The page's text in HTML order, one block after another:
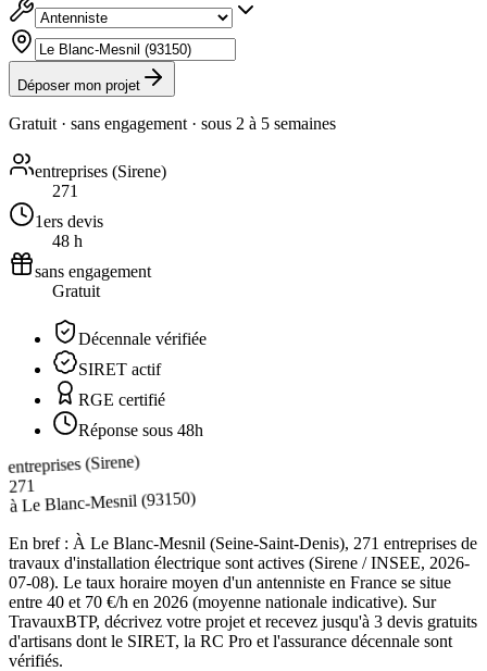
Déposer mon projet
Gratuit · sans engagement · sous 2 à 5 semaines
entreprises (Sirene)
271
1ers devis
48 h
sans engagement
Gratuit
Décennale vérifiée
SIRET actif
RGE certifié
Réponse sous 48h
entreprises (Sirene)
271
àLe Blanc-Mesnil(93150)
En bref : À Le Blanc-Mesnil (Seine-Saint-Denis), 271 entreprises de
travaux d'installation électrique sont actives (Sirene / INSEE, 2026-
07-08). Le taux horaire moyen d'un antenniste en France se situe
entre 40 et 70 €/h en 2026 (moyenne nationale indicative). Sur
TravauxBTP, décrivez votre projet et recevez jusqu'à 3 devis gratuits
d'artisans dont le SIRET, la RC Pro et l'assurance décennale sont
vérifiés.